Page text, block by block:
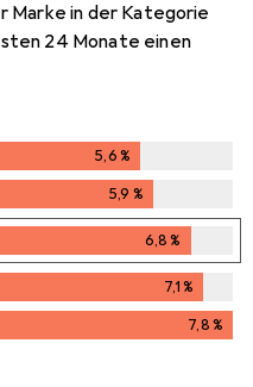
Marke in der Kategorie
24 Monate einen
5,6%
5,9 %
6,8%
7,1%
7,8%